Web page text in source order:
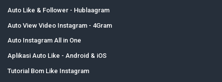
Auto Like & Follower - Hublaagram
Auto View Video Instagram - 4Gram
Auto Instagram All in One
Aplikasi Auto Like - Android & iOS
Tutorial Bom Like Instagram